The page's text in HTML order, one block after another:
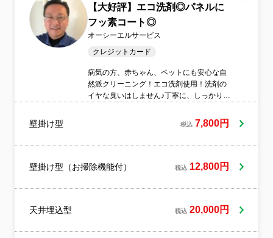
発生するケースに対応できるように、損害
保険に加入済です。お客様に安心感を持っ
てご依頼いただけるように、安全性の高い
サービスを提供させていただきます。何か
ご不明な点がございましたら、お気軽にご
ハウスクリーニング全般承ります。お気軽
にお問い合わせ下さい。★エアコンの取り
外しもご相談下さい♪
【大好評】エコ洗剤◎パネルに
フッ素コート◎
オーシーエルサービス
クレジットカード
病気の方、赤ちゃん、ペットにも安心な自
然派クリーニング！エコ洗剤使用！洗剤の
イヤな臭いはしません♪丁寧に、しっかり洗
No1のエアコンクリーニングをぜひお試し
壁掛け型 税込 7,800円
壁掛け型（お掃除機能付） 税込 12,800円
天井埋込型 税込 20,000円